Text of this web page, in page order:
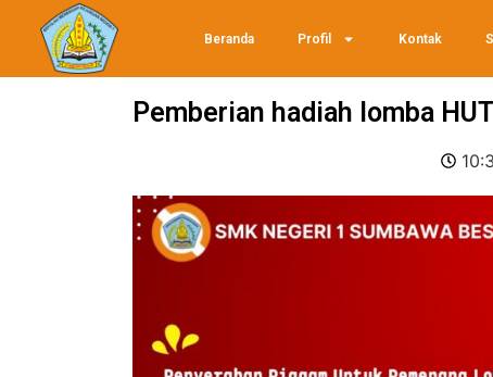
Beranda Profil Kontak
Pemberian hadiah lomba